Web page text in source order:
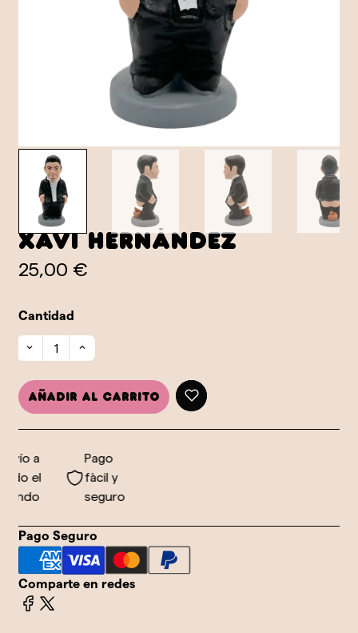
Xavi Hernández
25,00 €
Cantidad
Añadir al carrito
a
el
Pago
fàcil y
seguro
Pago Seguro
Comparte en redes